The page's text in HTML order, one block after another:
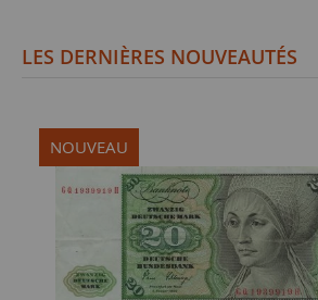
LES DERNIÈRES NOUVEAUTÉS
NOUVEAU